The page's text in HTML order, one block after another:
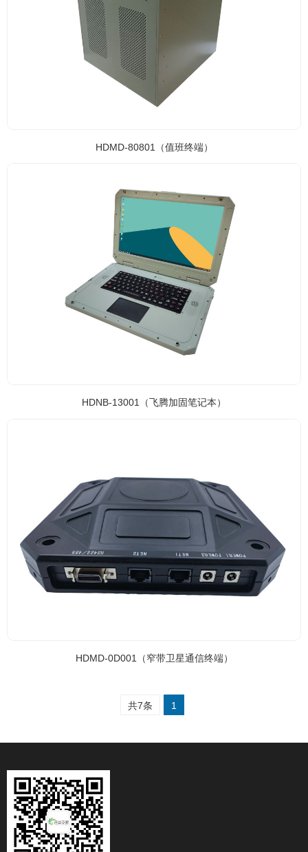
HDMD-80801（值班终端）
HDMD-80801（值班终端）
HDNB-13001（飞腾加固笔记本）
HDNB-13001（飞腾加固笔记本）
HDMD-0D001（窄带卫星通信终端）
HDMD-0D001（窄带卫星通信终端）
共7条 1